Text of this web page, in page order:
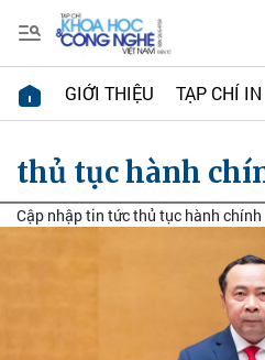
GIỚI THIỆU TẠP CHÍ IN
thủ tục hành
Cập nhập tin tức thủ tục hành chính